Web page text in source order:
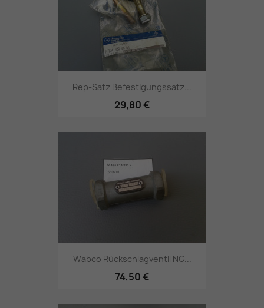
Rep-Satz Befestigungssatz...
29,80 €
Wabco Rückschlagventil NG...
74,50 €